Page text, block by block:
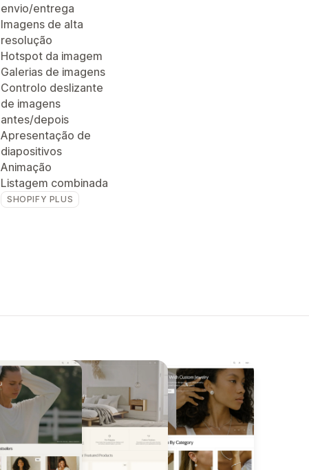
envio/entrega
Imagens de alta
resolução
Hotspot da imagem
Galerias de imagens
Controlo deslizante
de imagens
antes/depois
Apresentação de
diapositivos
Animação
Listagem combinada
SHOPIFY PLUS